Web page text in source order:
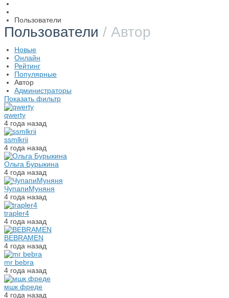
Пользователи
Пользователи / Автор
Новые
Онлайн
Рейтинг
Популярные
Автор
Администраторы
Показать фильтр
qwerty
4 года назад
ssmlkrii
4 года назад
Ольга Бурыкина
4 года назад
ЧупапиМуняня
4 года назад
trapler4
4 года назад
BEBRAMEN
4 года назад
mr bebra
4 года назад
мшк фреде
4 года назад